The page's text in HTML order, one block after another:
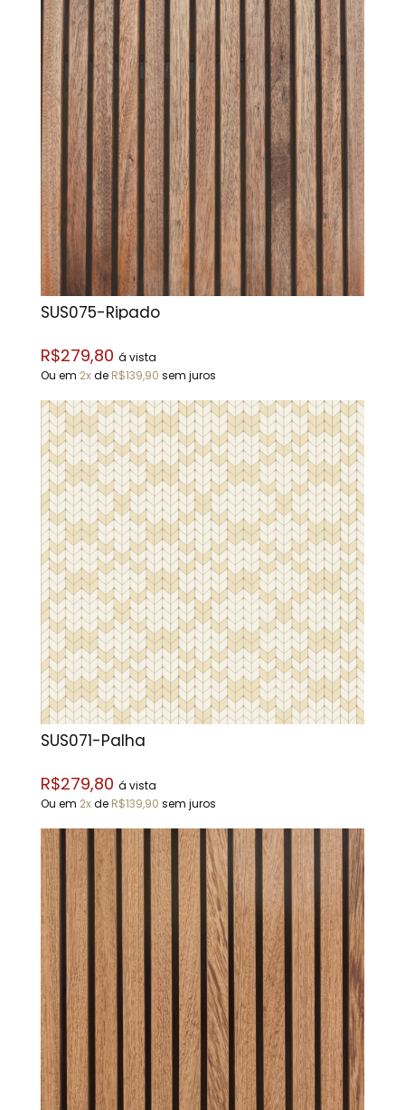
SUS075-Ripado
R$279,80 á vista
Ou em 2xde R$139,90 sem juros
SUS071-Palha
R$279,80 á vista
Ou em 2xde R$139,90 sem juros